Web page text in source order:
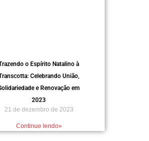
o Espírito Natalino à
Celebrando União,
e Renovação em
2023
21 de dezembro de 2023
Continue lendo»